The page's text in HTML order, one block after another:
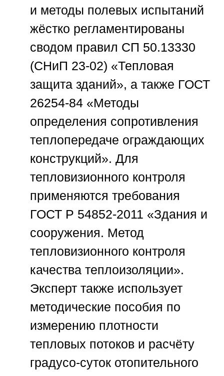
и методы полевых испытаний
жёстко регламентированы
сводом правил СП 50.13330
(СНиП 23-02) «Тепловая
защита зданий», а также ГОСТ
26254-84 «Методы
определения сопротивления
теплопередаче ограждающих
конструкций». Для
тепловизионного контроля
применяются требования
ГОСТ Р 54852-2011 «Здания и
сооружения. Метод
тепловизионного контроля
качества теплоизоляции».
Эксперт также использует
методические пособия по
измерению плотности
тепловых потоков и расчёту
градусо-суток отопительного